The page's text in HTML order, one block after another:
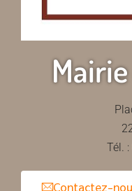
Tél.
Contactez-